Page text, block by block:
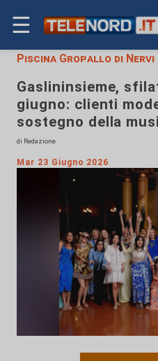
☰
Piscina Gropallo di Nervi
Gaslininsieme,
giugno: clienti
sostegno della
di Redazione
Mar 23 Giugno 2026